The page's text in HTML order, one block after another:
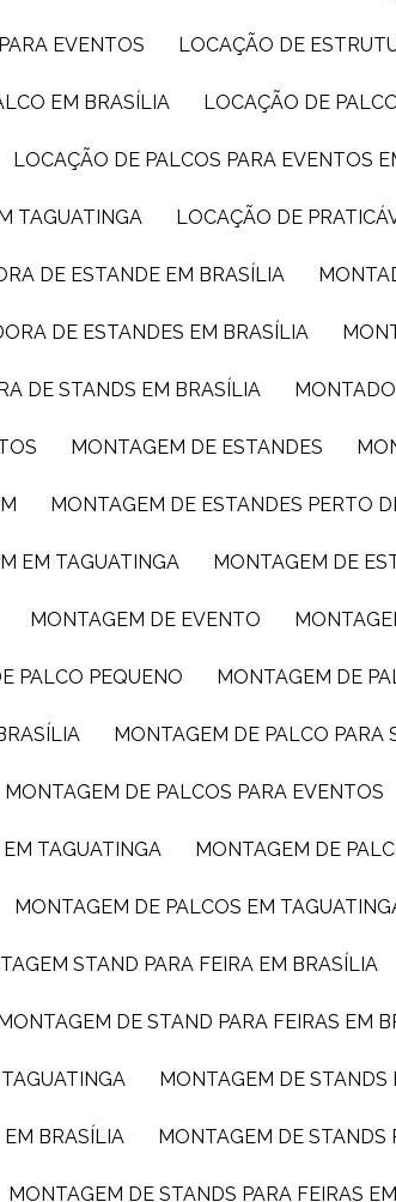
EVENTOS LOCAÇÃO DE
EM BRASÍLIA LOCAÇÃO DE
LOCAÇÃO DE PALCOS PARA EVENTOS
TAGUATINGA LOCAÇÃO DE
DE ESTANDE EM BRASÍLIA
DE ESTANDES EM BRASÍLIA
DE STANDS EM BRASÍLIA
MONTAGEM DE ESTANDES
MONTAGEM DE ESTANDES PERTO
EM TAGUATINGA MONTAGEM DE
MONTAGEM DE EVENTO
PALCO PEQUENO MONTAGEM DE
MONTAGEM DE PALCO
MONTAGEM DE PALCOS PARA EVENTOS
EM TAGUATINGA MONTAGEM DE
MONTAGEM DE PALCOS EM
STAND PARA FEIRA EM BRASÍLIA
MONTAGEM DE STAND PARA FEIRAS EM
TAGUATINGA MONTAGEM DE
EM BRASÍLIA MONTAGEM DE
MONTAGEM DE STANDS PARA FEIRAS